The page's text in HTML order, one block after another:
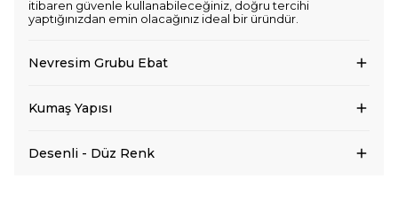
itibaren güvenle kullanabileceğiniz, doğru tercihi
yaptığınızdan emin olacağınız ideal bir üründür.
Nevresim Grubu Ebat
Kumaş Yapısı
Desenli - Düz Renk